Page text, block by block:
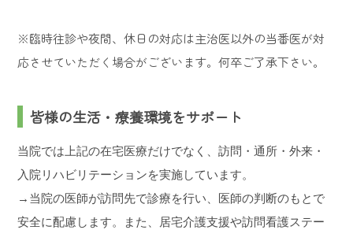
※臨時往診や夜間、休日の対応は主治医以外の当番医が対
応させていただく場合がございます。何卒ご了承下さい。
皆様の生活・療養環境をサポート
当院では上記の在宅医療だけでなく、訪問・通所・外来・
入院リハビリテーションを実施しています。
→当院の医師が訪問先で診療を行い、医師の判断のもとで
安全に配慮します。
また、居宅介護支援や訪問看護ステー